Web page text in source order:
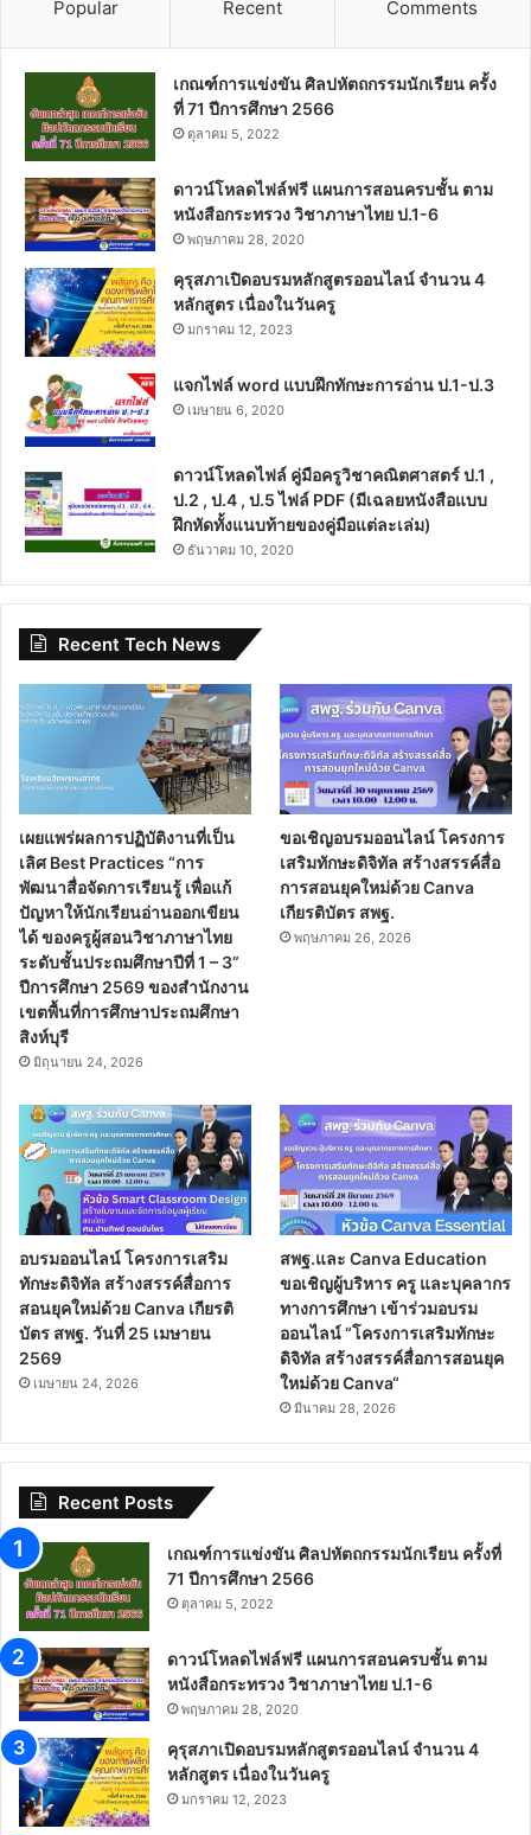
Popular Recent Comments
เกณฑ์การแข่งขัน ศิลปหัตถกรรมนักเรียน ครั้ง
ที่ 71 ปีการศึกษา 2566
ตุลาคม 5, 2022
ดาวน์โหลดไฟล์ฟรี แผนการสอนครบชั้น ตาม
หนังสือกระทรวง วิชาภาษาไทย ป.1-6
พฤษภาคม 28, 2020
คุรุสภาเปิดอบรมหลักสูตรออนไลน์ จำนวน 4
หลักสูตร เนื่องในวันครู
มกราคม 12, 2023
แจกไฟล์ word แบบฝึกทักษะการอ่าน ป.1-ป.3
เมษายน 6, 2020
ดาวน์โหลดไฟล์ คู่มือครูวิชาคณิตศาสตร์ ป.1 ,
ป.2 , ป.4 , ป.5 ไฟล์ PDF (มีเฉลยหนังสือแบบ
ฝึกหัดทั้งแนบท้ายของคู่มือแต่ละเล่ม)
ธันวาคม 10, 2020
Recent Tech News
เผยแพร่ผลการปฏิบัติงานที่เป็น
เลิศ Best Practices “การ
พัฒนาสื่อจัดการเรียนรู้ เพื่อแก้
ปัญหาให้นักเรียนอ่านออกเขียน
ได้ ของครูผู้สอนวิชาภาษาไทย
ระดับชั้นประถมศึกษาปีที่ 1 – 3”
ปีการศึกษา 2569 ของสำนักงาน
เขตพื้นที่การศึกษาประถมศึกษา
สิงห์บุรี
มิถุนายน 24, 2026
ขอเชิญอบรมออนไลน์ โครงการ
เสริมทักษะดิจิทัล สร้างสรรค์สื่อ
การสอนยุคใหม่ด้วย Canva
เกียรติบัตร สพฐ.
พฤษภาคม 26, 2026
อบรมออนไลน์ โครงการเสริม
ทักษะดิจิทัล สร้างสรรค์สื่อการ
สอนยุคใหม่ด้วย Canva เกียรติ
บัตร สพฐ. วันที่ 25 เมษายน
2569
เมษายน 24, 2026
สพฐ.และ Canva Education
ขอเชิญผู้บริหาร ครู และบุคลากร
ทางการศึกษา เข้าร่วมอบรม
ออนไลน์ “โครงการเสริมทักษะ
ดิจิทัล สร้างสรรค์สื่อการสอนยุค
ใหม่ด้วย Canva“
มีนาคม 28, 2026
Recent Posts
เกณฑ์การแข่งขัน ศิลปหัตถกรรมนักเรียน ครั้งที่
71 ปีการศึกษา 2566
ตุลาคม 5, 2022
ดาวน์โหลดไฟล์ฟรี แผนการสอนครบชั้น ตาม
หนังสือกระทรวง วิชาภาษาไทย ป.1-6
พฤษภาคม 28, 2020
คุรุสภาเปิดอบรมหลักสูตรออนไลน์ จำนวน 4
หลักสูตร เนื่องในวันครู
มกราคม 12, 2023